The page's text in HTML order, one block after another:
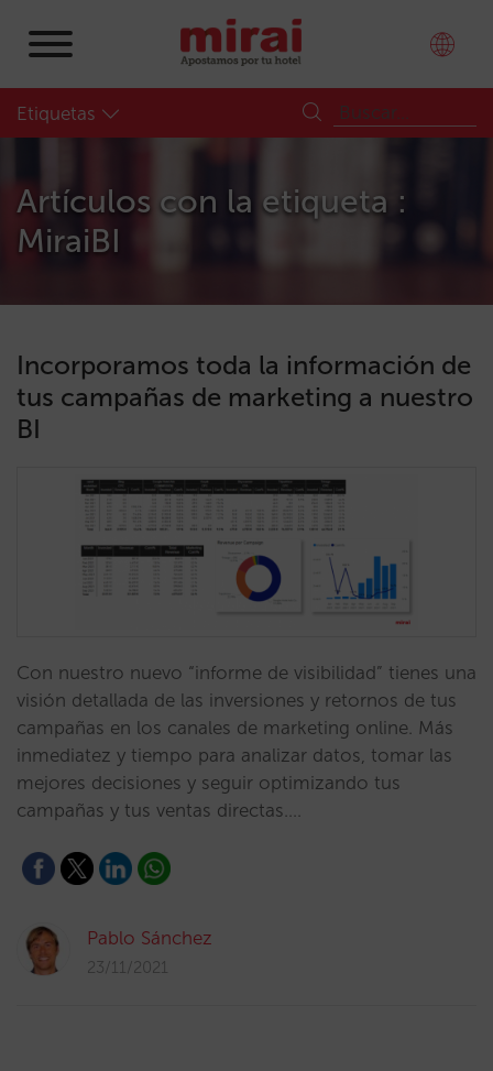
Etiquetas
Artículos con la etiqueta :
MiraiBI
Incorporamos toda la información de
tus campañas de marketing a nuestro
BI
Con nuestro nuevo “informe de visibilidad” tienes una
visión detallada de las inversiones y retornos de tus
campañas en los canales de marketing online. Más
inmediatez y tiempo para analizar datos, tomar las
mejores decisiones y seguir optimizando tus
campañas y tus ventas directas.…
Pablo Sánchez
23/11/2021